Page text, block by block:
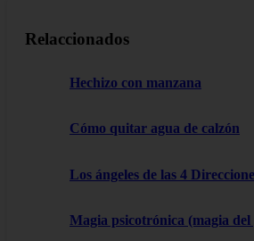
Relaccionados
Hechizo con manzana
Cómo quitar agua de calzón
Los ángeles de las 4
Magia psicotrónica (magia del